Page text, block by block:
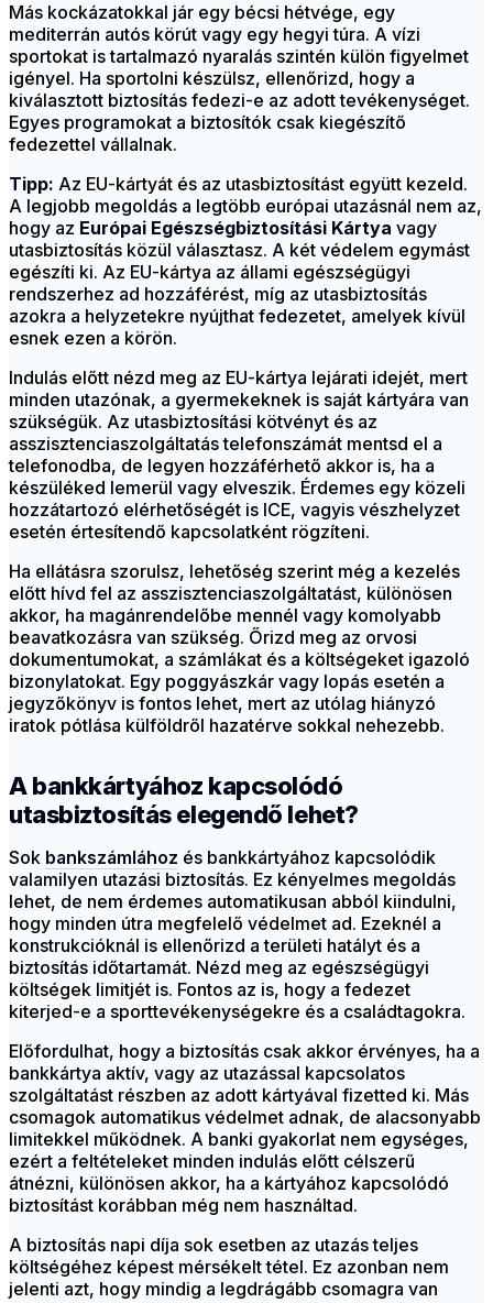
Más kockázatokkal jár egy bécsi hétvége, egy
mediterrán autós körút vagy egy hegyi túra. A vízi
sportokat is tartalmazó nyaralás szintén külön figyelmet
igényel. Ha sportolni készülsz, ellenőrizd, hogy a
kiválasztott biztosítás fedezi-e az adott tevékenységet.
Egyes programokat a biztosítók csak kiegészítő
fedezettel vállalnak.
Tipp: Az EU-kártyát és az utasbiztosítást együtt kezeld.
A legjobb megoldás a legtöbb európai utazásnál nem az,
hogy az Európai Egészségbiztosítási Kártya vagy
utasbiztosítás közül választasz. A két védelem egymást
egészíti ki. Az EU-kártya az állami egészségügyi
rendszerhez ad hozzáférést, míg az utasbiztosítás
azokra a helyzetekre nyújthat fedezetet, amelyek kívül
esnek ezen a körön.
Indulás előtt nézd meg az EU-kártya lejárati idejét, mert
minden utazónak, a gyermekeknek is saját kártyára van
szükségük. Az utasbiztosítási kötvényt és az
asszisztenciaszolgáltatás telefonszámát mentsd el a
telefonodba, de legyen hozzáférhető akkor is, ha a
készüléked lemerül vagy elveszik. Érdemes egy közeli
hozzátartozó elérhetőségét is ICE, vagyis vészhelyzet
esetén értesítendő kapcsolatként rögzíteni.
Ha ellátásra szorulsz, lehetőség szerint még a kezelés
előtt hívd fel az asszisztenciaszolgáltatást, különösen
akkor, ha magánrendelőbe mennél vagy komolyabb
beavatkozásra van szükség. Őrizd meg az orvosi
dokumentumokat, a számlákat és a költségeket igazoló
bizonylatokat. Egy poggyászkár vagy lopás esetén a
jegyzőkönyv is fontos lehet, mert az utólag hiányzó
iratok pótlása külföldről hazatérve sokkal nehezebb.
A bankkártyához kapcsolódó
utasbiztosítás elegendő lehet?
Sok bankszámlához és bankkártyához kapcsolódik
valamilyen utazási biztosítás. Ez kényelmes megoldás
lehet, de nem érdemes automatikusan abból kiindulni,
hogy minden útra megfelelő védelmet ad. Ezeknél a
konstrukcióknál is ellenőrizd a területi hatályt és a
biztosítás időtartamát. Nézd meg az egészségügyi
költségek limitjét is. Fontos az is, hogy a fedezet
kiterjed-e a sporttevékenységekre és a családtagokra.
Előfordulhat, hogy a biztosítás csak akkor érvényes, ha a
bankkártya aktív, vagy az utazással kapcsolatos
szolgáltatást részben az adott kártyával fizetted ki. Más
csomagok automatikus védelmet adnak, de alacsonyabb
limitekkel működnek. A banki gyakorlat nem egységes,
ezért a feltételeket minden indulás előtt célszerű
átnézni, különösen akkor, ha a kártyához kapcsolódó
biztosítást korábban még nem használtad.
A biztosítás napi díja sok esetben az utazás teljes
költségéhez képest mérsékelt tétel. Ez azonban nem
jelenti azt, hogy mindig a legdrágább csomagra van